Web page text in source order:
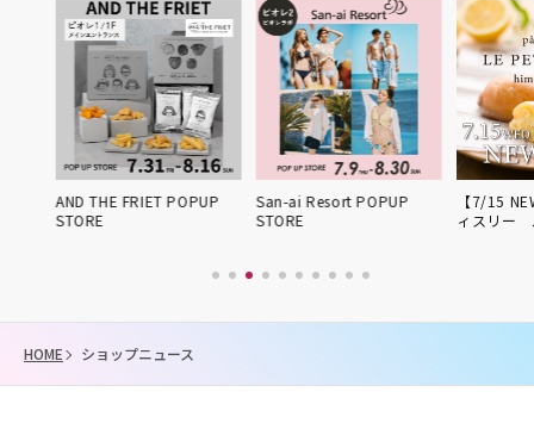
AND THE FRIET POPUP
STORE
San-ai Resort POPUP
STORE
【7/15
ィスリー
HOME ショップニュース